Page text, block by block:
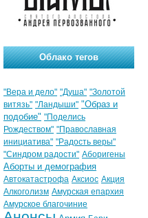
Облако тегов
"Вера и дело" "Душа" "Золотой
витязь" "Ландыши" "Образ и
подобие" "Поделись
Рождеством" "Православная
инициатива" "Радость веры"
"Синдром радости" Аборигены
Аборты и демография
Автокатастрофа Аксиос Акция
Алкоголизм Амурская епархия
Амурское благочиние